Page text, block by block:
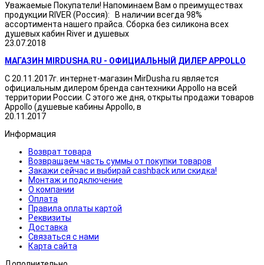
Уважаемые Покупатели! Напоминаем Вам о преимуществах
продукции RIVER (Россия): В наличии всегда 98%
ассортимента нашего прайса. Сборка без силикона всех
душевых кабин River и душевых
23.07.2018
МАГАЗИН MIRDUSHA.RU - ОФИЦИАЛЬНЫЙ ДИЛЕР APPOLLO
С 20.11.2017г. интернет-магазин MirDusha.ru является
официальным дилером бренда сантехники Appollo на всей
территории России. С этого же дня, открыты продажи товаров
Appollo (душевые кабины Appollo, в
20.11.2017
Информация
Возврат товара
Возвращаем часть суммы от покупки товаров
Закажи сейчас и выбирай cashback или скидка!
Монтаж и подключение
О компании
Оплата
Правила оплаты картой
Реквизиты
Доставка
Связаться с нами
Карта сайта